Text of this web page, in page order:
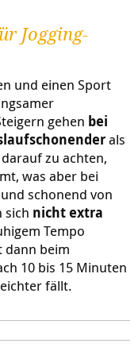
Jogging-
und einen Sport
gehen bei
als
zu achten,
was aber bei
schonend von
sich nicht extra
Tempo
dann beim
10 bis 15 Minuten
fällt.